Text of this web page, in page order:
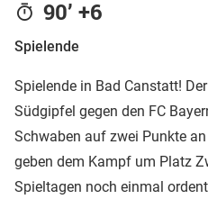
90’ +6
Spielende
Spielende in Bad Canstatt!
Südgipfel gegen den FC
Schwaben auf zwei Punkte
geben dem Kampf um Platz
Spieltagen noch einmal